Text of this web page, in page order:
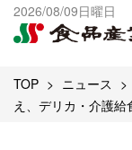
2026/08/09日曜日
出版物一覧へ
試読・購読申し込
TOP ニュース
え、デリカ・介護